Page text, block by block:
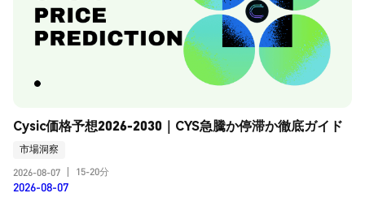
Cysic価格予想2026-2030｜CYS急騰か停滞か徹底ガイド
市場洞察
2026-08-07
15-20分
2026-08-07